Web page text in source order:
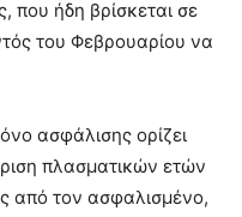
που ήδη βρίσκεται σε
του Φεβρουαρίου να
ασφάλισης ορίζει
πλασματικών ετών
από τον ασφαλισμένο,